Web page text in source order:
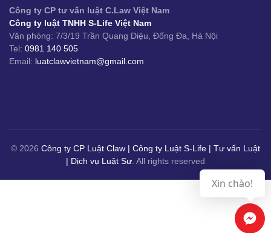
Công ty CP tư vấn luật C.Law Việt Nam
Công ty luật TNHH S-Life Việt Nam
Văn phòng: 7/3/19 Trần Quang Diệu, Đống Đa, Hà Nội
Tel: 0981 140 505
Email: luatclawvietnam@gmail.com
© 2026 Công ty CP Luật Claw | Công ty Luật S-Life | Tư vấn Luật
| Dịch vụ Luật Sư . All rights reserved
Xin chào!